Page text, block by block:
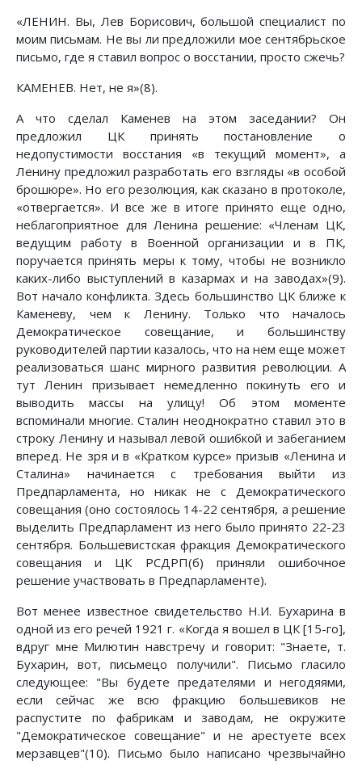
«ЛЕНИН. Вы, Лев Борисович, большой специалист по
моим письмам. Не вы ли предложили мое сентябрьское
письмо, где я ставил вопрос о восстании, просто сжечь?
КАМЕНЕВ. Нет, не я»(8).
А что сделал Каменев на этом заседании? Он
предложил ЦК принять постановление о
недопустимости восстания «в текущий момент», а
Ленину предложил разработать его взгляды «в особой
брошюре». Но его резолюция, как сказано в протоколе,
«отвергается». И все же в итоге принято еще одно,
неблагоприятное для Ленина решение: «Членам ЦК,
ведущим работу в Военной организации и в ПК,
поручается принять меры к тому, чтобы не возникло
каких-либо выступлений в казармах и на заводах»(9).
Вот начало конфликта. Здесь большинство ЦК ближе к
Каменеву, чем к Ленину. Только что началось
Демократическое совещание, и большинству
руководителей партии казалось, что на нем еще может
реализоваться шанс мирного развития революции. А
тут Ленин призывает немедленно покинуть его и
выводить массы на улицу! Об этом моменте
вспоминали многие. Сталин неоднократно ставил это в
строку Ленину и называл левой ошибкой и забеганием
вперед. Не зря и в «Кратком курсе» призыв «Ленина и
Сталина» начинается с требования выйти из
Предпарламента, но никак не с Демократического
совещания (оно состоялось 14-22 сентября, а решение
выделить Предпарламент из него было принято 22-23
сентября. Большевистская фракция Демократического
совещания и ЦК РСДРП(б) приняли ошибочное
решение участвовать в Предпарламенте).
Вот менее известное свидетельство Н.И. Бухарина в
одной из его речей 1921 г. «Когда я вошел в ЦК [15-го],
вдруг мне Милютин навстречу и говорит: "Знаете, т.
Бухарин, вот, письмецо получили". Письмо гласило
следующее: "Вы будете предателями и негодяями,
если сейчас же всю фракцию большевиков не
распустите по фабрикам и заводам, не окружите
"Демократическое совещание" и не арестуете всех
мерзавцев"(10). Письмо было написано чрезвычайно